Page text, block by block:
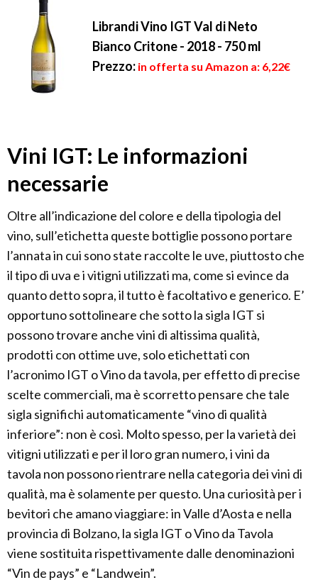
Librandi Vino IGT Val di Neto
Bianco Critone - 2018 - 750 ml
Prezzo: in offerta su Amazon a: 6,22€
Vini IGT: Le informazioni
necessarie
Oltre all’indicazione del colore e della tipologia del
vino, sull’etichetta queste bottiglie possono portare
l’annata in cui sono state raccolte le uve, piuttosto che
il tipo di uva e i vitigni utilizzati ma, come si evince da
quanto detto sopra, il tutto è facoltativo e generico. E’
opportuno sottolineare che sotto la sigla IGT si
possono trovare anche vini di altissima qualità,
prodotti con ottime uve, solo etichettati con
l’acronimo IGT o Vino da tavola, per effetto di precise
scelte commerciali, ma è scorretto pensare che tale
sigla significhi automaticamente “vino di qualità
inferiore”: non è così. Molto spesso, per la varietà dei
vitigni utilizzati e per il loro gran numero, i vini da
tavola non possono rientrare nella categoria dei vini di
qualità, ma è solamente per questo. Una curiosità per i
bevitori che amano viaggiare: in Valle d’Aosta e nella
provincia di Bolzano, la sigla IGT o Vino da Tavola
viene sostituita rispettivamente dalle denominazioni
“Vin de pays” e “Landwein”.